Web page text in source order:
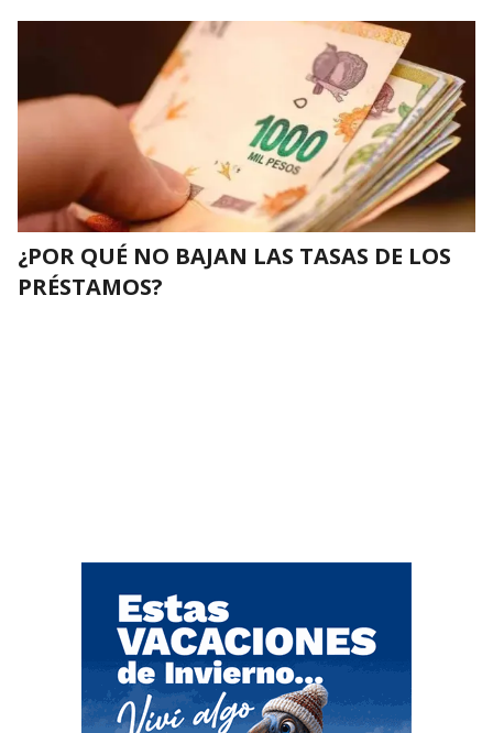
¿POR QUÉ NO BAJAN LAS TASAS DE LOS
PRÉSTAMOS?